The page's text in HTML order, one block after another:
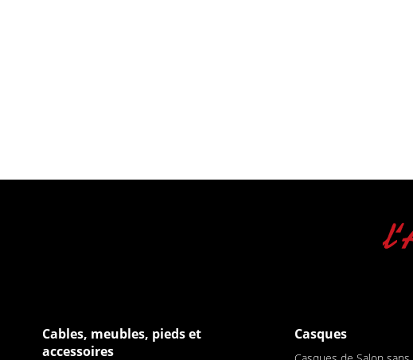
Cables, meubles, pieds et
accessoires
Casques